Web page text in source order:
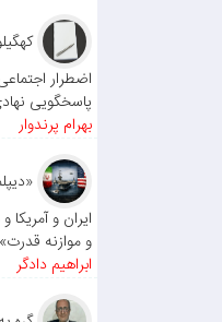
اضطرار
پاسخگویی
بهرام پرندوار
ایران و
و موازنه قدرت»
ابراهیم دادگر